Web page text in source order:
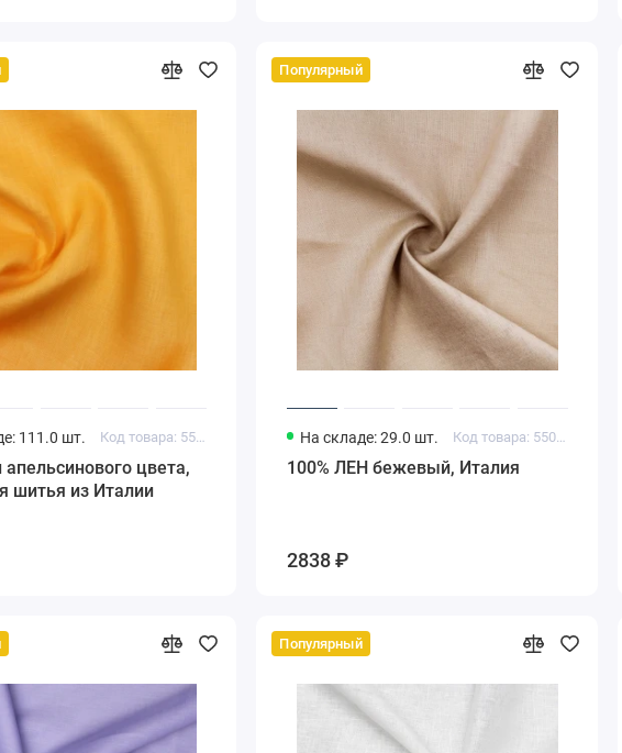
111.0 шт. Код товара: 55011984
апельсинового цвета,
шитья из Италии
Популярный
На складе: 29.0 шт. Код товара: 55011580
100% ЛЕН бежевый, Италия
2838 ₽
Популярный